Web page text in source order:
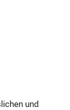
und